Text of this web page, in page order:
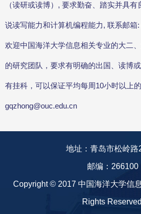
（读研或读博）, 要求勤奋、踏实并具
说读写能力和计算机编程能力, 联系邮箱
欢迎中国海洋大学信息相关专业的大二
的研究团队，要求有明确的出国、读博
有挂科，可以保证平均每周10小时以上
gqzhong@ouc.edu.cn
地址：青岛市松岭路
邮编：266100
Copyright © 2017 中国海洋大学信
Rights